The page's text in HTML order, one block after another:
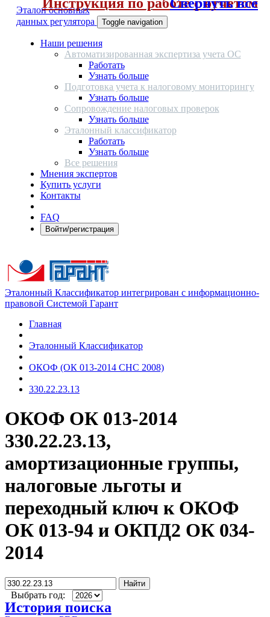
Эталон основных
данных регулятора
Toggle navigation
Наши решения
Автоматизированная экспертиза учета ОС
Работать
Узнать больше
Подготовка учета к налоговому мониторингу
Узнать больше
Сопровождение налоговых проверок
Узнать больше
Эталонный классификатор
Работать
Узнать больше
Все решения
Мнения экспертов
Купить услуги
Контакты
FAQ
Войти/регистрация
Эталонный Классификатор интегрирован с информационно-
правовой Системой Гарант
Главная
Эталонный Классификатор
ОКОФ (ОК 013-2014 СНС 2008)
330.22.23.13
ОКОФ ОК 013-2014
330.22.23.13,
амортизационные группы,
налоговые льготы и
переходный ключ к ОКОФ
ОК 013-94 и ОКПД2 ОК 034-
2014
Найти
Выбрать год:
История поиска